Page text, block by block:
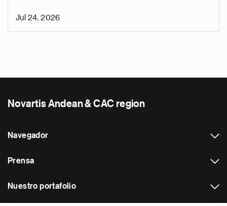
Jul 24, 2026
Novartis Andean & CAC region
Navegador
Prensa
Nuestro portafolio